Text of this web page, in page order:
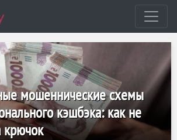
мошеннические схемы
кэшбэка: как не
крючок